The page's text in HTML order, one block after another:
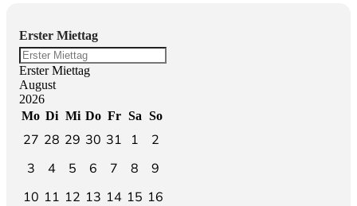
Erster Miettag
Erster Miettag
August
2026
Mo Di Mi Do Fr Sa So
27 28 29 30 31 1
2
3
4 5 6 7 8
9
10 11 12 13 14 15 16